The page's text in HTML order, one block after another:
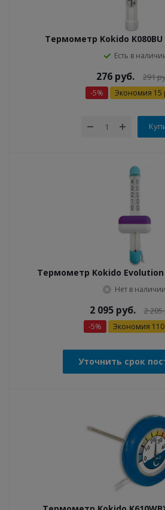
Термометр Kokido
Есть в
276 руб. 291
-5% Экономия 15
Термометр Kokido Evolution
Нет в наличии
2 095руб. 2 205
-5% Экономия 110
Уточнить срок